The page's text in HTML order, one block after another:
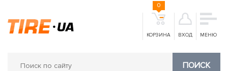
КОРЗИНА
0
ВХОД МЕНЮ
ПОИСК